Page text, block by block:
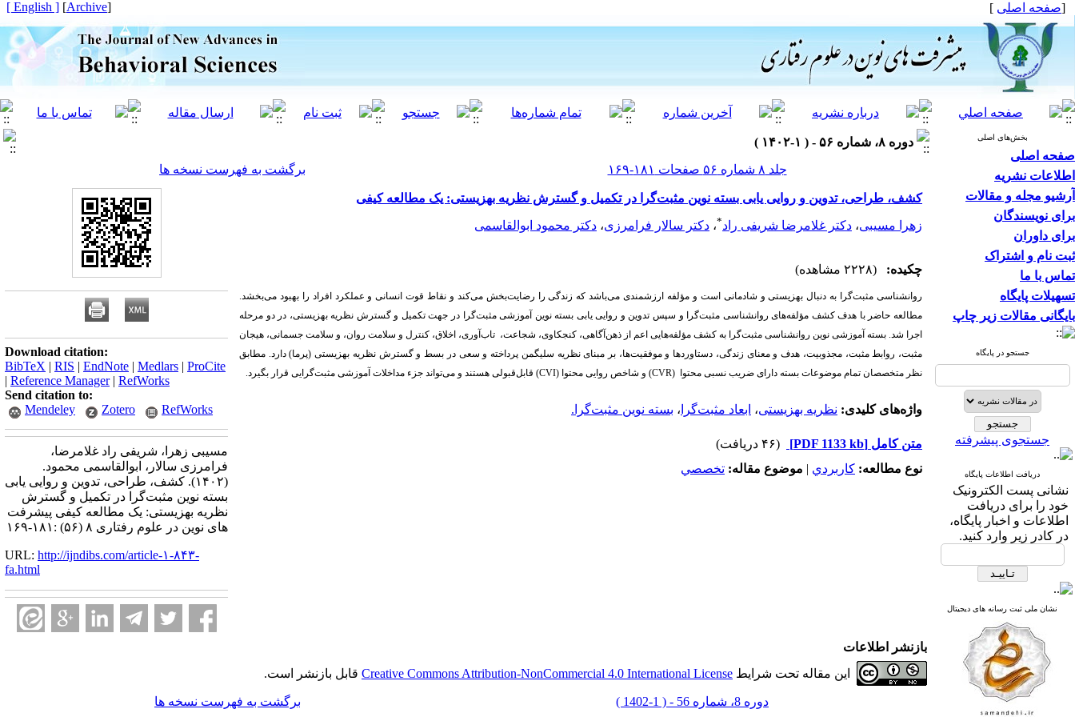
[صفحه اصلی ]
[
Archive
]
[ English ]
بخش‌های اصلی
صفحه اصلی
اطلاعات نشریه
آرشیو مجله و مقالات
برای نویسندگان
برای داوران
ثبت نام و اشتراک
تماس با ما
تسهیلات پایگاه
بایگانی مقالات زیر چاپ
جستجو در پایگاه
جستجوی پیشرفته
دریافت اطلاعات پایگاه
نشانی پست الکترونیک
خود را برای دریافت
اطلاعات و اخبار پایگاه،
در کادر زیر وارد کنید.
نشان ملی ثبت رسانه های دیجیتال
دوره ۸، شماره ۵۶ - ( ۱-۱۴۰۲ )
جلد ۸ شماره ۵۶ صفحات ۱۸۱-۱۶۹
برگشت به فهرست نسخه ها
کشف، طراحی، تدوین و روایی یابی بسته نوین مثبت‌گرا در تکمیل و گسترش نظریه بهزیستی: یک مطالعه کیفی
زهرا مسیبی، دکتر غلامرضا شریفی راد*، دکتر سالار فرامرزی، دکتر محمود ابوالقاسمی
چکیده: (۲۲۲۸ مشاهده)
روانشناسی مثبت‌گرا به دنبال بهزیستی و شادمانی است و مؤلفه ارزشمندی می‌باشد که زندگی را رضایت‌بخش می‌کند و نقاط قوت انسانی و عملکرد افراد را بهبود می‌بخشد.
مطالعه حاضر با هدف کشف مؤلفه‌های روانشناسی مثبت‌گرا و سپس تدوین و روایی یابی بسته نوین آموزشی مثبت‌گرا در جهت تکمیل و گسترش نظریه بهزیستی، در دو مرحله
اجرا شد. بسته آموزشی نوین روانشناسی مثبت‌گرا به کشف مؤلفه‌هایی اعم از ذهن‌آگاهی، کنجکاوی، شجاعت، تاب‌آوری، اخلاق، کنترل و سلامت روان، و سلامت جسمانی، هیجان
مثبت، روابط مثبت، مجذوبیت، هدف و معنای زندگی، دستاوردها و موفقیت‌ها، بر مبنای نظریه سلیگمن پرداخته و سعی در بسط و گسترش نظریه بهزیستی (پرما) دارد. مطابق
نظر متخصصان تمام موضوعات بسته دارای ضریب نسبی محتوا (
CVI) و شاخص روایی محتوا (CVR ) قابل‌قبولی هستند و می‌تواند جزء مداخلات آموزشی مثبت‌گرایی قرار بگیرد.
واژه‌های کلیدی: نظریه بهزیستی، ابعاد مثبت‌گرا ، بسته نوین مثبت‌گرا.
متن کامل [PDF 1133 kb]
(۴۶ دریافت)
نوع مطالعه: كاربردي | موضوع مقاله: تخصصي
Download citation:
BibTeX | RIS | EndNote | Medlars | ProCite
| Reference Manager| RefWorks
Send citation to:
Mendeley
Zotero RefWorks
مسیبی زهرا، شریفی راد غلامرضا،
فرامرزی سالار، ابوالقاسمی محمود.
(۱۴۰۲).
کشف، طراحی، تدوین و روایی یابی
بسته نوین مثبت‌گرا در تکمیل و گسترش
نظریه بهزیستی: یک مطالعه کیفی پیشرفت
های نوین در علوم رفتاری ۸ (۵۶) :۱۸۱-۱۶۹
URL: http://ijndibs.com/article-۱-۸۴۳-
fa.html
بازنشر اطلاعات
این مقاله تحت شرایط Creative Commons Attribution-NonCommercial 4.0 International License قابل بازنشر است.
دوره 8، شماره 56 - ( 1-1402 ) برگشت به فهرست نسخه ها